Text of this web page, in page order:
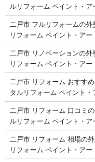
ルリフォーム ペイント・ア
二戸市 フルリフォームの
リフォーム ペイント・アー
二戸市 リノベーションの
リフォーム ペイント・アー
二戸市 リフォーム おすす
タルリフォーム ペイント・
二戸市 リフォーム 口コミ
ルリフォーム ペイント・ア
二戸市 リフォーム 相場の
リフォーム ペイント・アー